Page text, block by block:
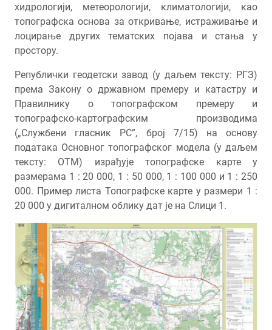
хидрологији, метеорологији, климатологији, као
топографска основа за откривање, истраживање и
лоцирање других тематских појава и стања у
простору.
Републички геодетски завод (у даљем тексту: РГЗ)
према Закону о државном премеру и катастру и
Правилнику о топографском премеру и
топографско-картографским производима
(„Службени гласник РС”, број 7/15) на основу
података Основног топографског модела (у даљем
тексту: ОТМ) израђује топографске карте у
размерама 1 : 20 000, 1 : 50 000, 1 : 100 000 и 1 : 250
000. Пример листа Топографске карте у размери 1 :
20 000 у дигиталном облику дат је на Слици 1.